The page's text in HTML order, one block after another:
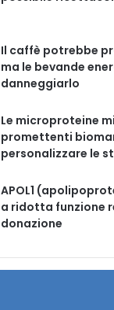
k
a
Il caffè potrebbe
ma le bevande
danneggiarlo
Le microproteine
promettenti
personalizzare le
APOL1
a ridotta funzione
donazione